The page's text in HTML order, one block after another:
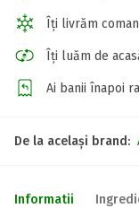
Îți livrăm
Îți luăm de
Ai banii înapoi
De la același brand:
Informatii